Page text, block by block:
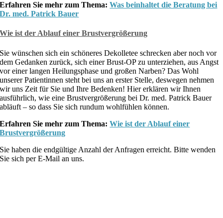
Erfahren Sie mehr zum Thema:Was beinhaltet die Beratung bei
Dr. med. Patrick Bauer
Wie ist der Ablauf einer Brustvergrößerung
Sie wünschen sich ein schöneres Dekolletee schrecken aber noch vor
dem Gedanken zurück, sich einer Brust-OP zu unterziehen, aus Angst
vor einer langen Heilungsphase und großen Narben? Das Wohl
unserer Patientinnen steht bei uns an erster Stelle, deswegen nehmen
wir uns Zeit für Sie und Ihre Bedenken! Hier erklären wir Ihnen
ausführlich, wie eine Brustvergrößerung bei Dr. med. Patrick Bauer
abläuft – so dass Sie sich rundum wohlfühlen können.
Erfahren Sie mehr zum Thema:Wie ist der Ablauf einer
Brustvergrößerung
Sie haben die endgültige Anzahl der Anfragen erreicht. Bitte wenden
Sie sich per E-Mail an uns.